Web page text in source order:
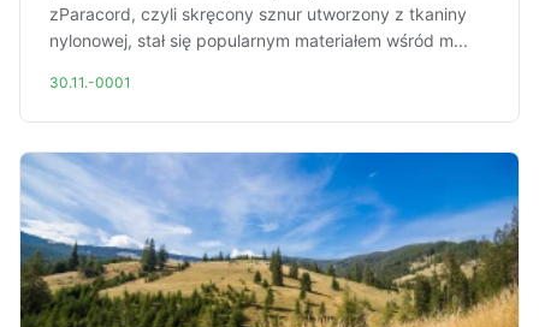
zParacord, czyli skręcony sznur utworzony z tkaniny
nylonowej, stał się popularnym materiałem wśród m...
30.11.-0001